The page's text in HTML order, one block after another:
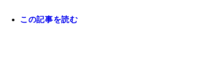
この記事を読む